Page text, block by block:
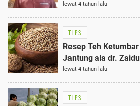
lewat 4 tahun lalu
TIPS
Resep Teh
Jantung ala dr.
lewat 4 tahun lalu
TIPS